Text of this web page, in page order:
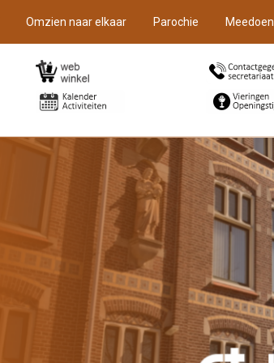
Omzien naar elkaar Parochie Meedoen